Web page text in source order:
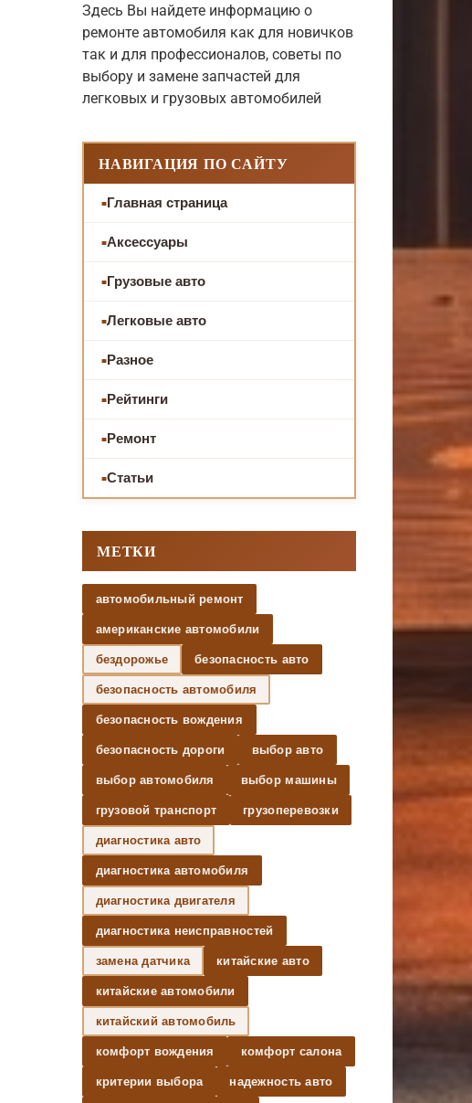
Здесь Вы найдете информацию о
ремонте автомобиля как для новичков
так и для профессионалов, советы по
выбору и замене запчастей для
легковых и грузовых автомобилей
НАВИГАЦИЯ ПО САЙТУ
Главная страница
Аксессуары
Грузовые авто
Легковые авто
Разное
Рейтинги
Ремонт
Статьи
МЕТКИ
автомобильный ремонт
американские автомобили
бездорожье безопасность авто
безопасность автомобиля
безопасность вождения
безопасность дороги выбор авто
выбор автомобиля выбор машины
грузовой транспорт грузоперевозки
диагностика авто
диагностика автомобиля
диагностика двигателя
диагностика неисправностей
замена датчика китайские авто
китайские автомобили
китайский автомобиль
комфорт вождения комфорт салона
критерии выбора надежность авто